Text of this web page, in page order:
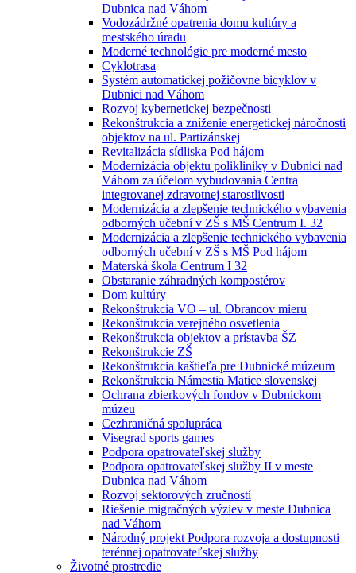
Dubnica nad Váhom
Vodozádržné opatrenia domu kultúry a
mestského úradu
Moderné technológie pre moderné mesto
Cyklotrasa
Systém automatickej požičovne bicyklov v
Dubnici nad Váhom
Rozvoj kybernetickej bezpečnosti
Rekonštrukcia a zníženie energetickej náročnosti
objektov na ul. Partizánskej
Revitalizácia sídliska Pod hájom
Modernizácia objektu polikliniky v Dubnici nad
Váhom za účelom vybudovania Centra
integrovanej zdravotnej starostlivosti
Modernizácia a zlepšenie technického vybavenia
odborných učební v ZŠ s MŠ Centrum I. 32
Modernizácia a zlepšenie technického vybavenia
odborných učební v ZŠ s MŠ Pod hájom
Materská škola Centrum I 32
Obstaranie záhradných kompostérov
Dom kultúry
Rekonštrukcia VO – ul. Obrancov mieru
Rekonštrukcia verejného osvetlenia
Rekonštrukcia objektov a prístavba ŠZ
Rekonštrukcie ZŠ
Rekonštrukcia kaštieľa pre Dubnické múzeum
Rekonštrukcia Námestia Matice slovenskej
Ochrana zbierkových fondov v Dubnickom
múzeu
Cezhraničná spolupráca
Visegrad sports games
Podpora opatrovateľskej služby
Podpora opatrovateľskej služby II v meste
Dubnica nad Váhom
Rozvoj sektorových zručností
Riešenie migračných výziev v meste Dubnica
nad Váhom
Národný projekt Podpora rozvoja a dostupnosti
terénnej opatrovateľskej služby
Životné prostredie